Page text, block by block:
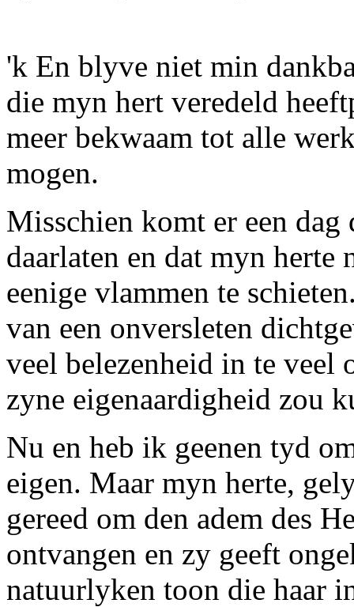
'k En blyve niet min
die myn hert veredeld heeft
meer bekwaam tot alle
mogen.
Misschien komt er een
daarlaten en dat myn herte
eenige vlammen te
van een onversleten
veel belezenheid in te veel
zyne eigenaardigheid zou
Nu en heb ik geenen tyd
eigen. Maar myn herte,
gereed om den adem des
ontvangen en zy geeft
natuurlyken toon die haar